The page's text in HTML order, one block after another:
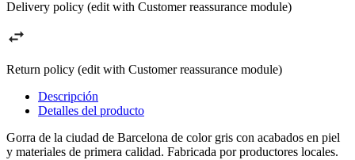
Delivery policy (edit with Customer reassurance module)
Return policy (edit with Customer reassurance module)
Descripción
Detalles del producto
Gorra de la ciudad de Barcelona de color gris con acabados en piel
y materiales de primera calidad. Fabricada por productores locales.